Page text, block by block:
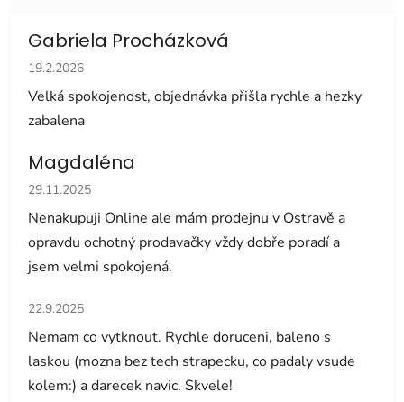
Gabriela Procházková
Hodnocení obchodu je 5 z 5 hvězdiček.
19.2.2026
Velká spokojenost, objednávka přišla rychle a hezky
zabalena
Magdaléna
Hodnocení obchodu je 5 z 5 hvězdiček.
29.11.2025
Nenakupuji Online ale mám prodejnu v Ostravě a
opravdu ochotný prodavačky vždy dobře poradí a
jsem velmi spokojená.
Hodnocení obchodu je 5 z 5 hvězdiček.
22.9.2025
Nemam co vytknout. Rychle doruceni, baleno s
laskou (mozna bez tech strapecku, co padaly vsude
kolem:) a darecek navic. Skvele!